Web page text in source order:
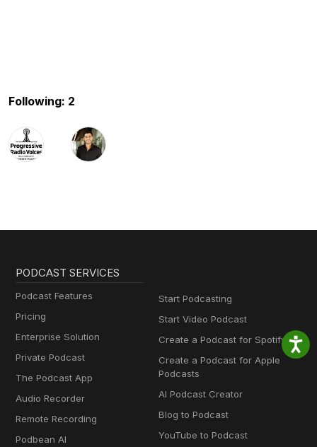
Following: 2
PODCAST SERVICES
Podcast Features
Pricing
Enterprise Solution
Private Podcast
The Podcast App
Audio Recorder
Remote Recording
Podbean AI
Start Podcasting
Start Video Podcast
Create a Podcast for Spotify
Create a Podcast for Apple
Podcasts
AI Podcast Creator
Blog to Podcast
YouTube to Podcast